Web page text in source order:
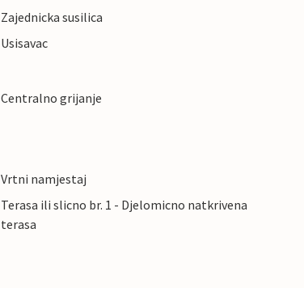
Zajednicka susilica
Usisavac
Centralno grijanje
Vrtni namjestaj
Terasa ili slicno br. 1 - Djelomicno natkrivena
terasa